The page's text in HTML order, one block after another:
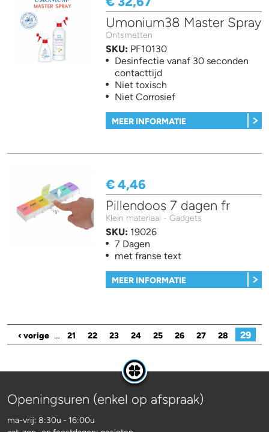
Umonium38 Master Spray
Ontsmetten
SKU: PF10130
Desinfectie vanaf 30 seconden
contacttijd
Niet toxisch
Niet Corrosief
MEER INFORMATIE
€ 4,46
Pillendoos 7 dagen fr
Klein materiaal - Gadgets
SKU: 19026
7 Dagen
met franse text
MEER INFORMATIE
Pagina's
‹ vorige … 21 22 23 24 25 26 27 28 29
Openingsuren (enkel op afspraak)
ma-vrij: 8:30u - 16:00u